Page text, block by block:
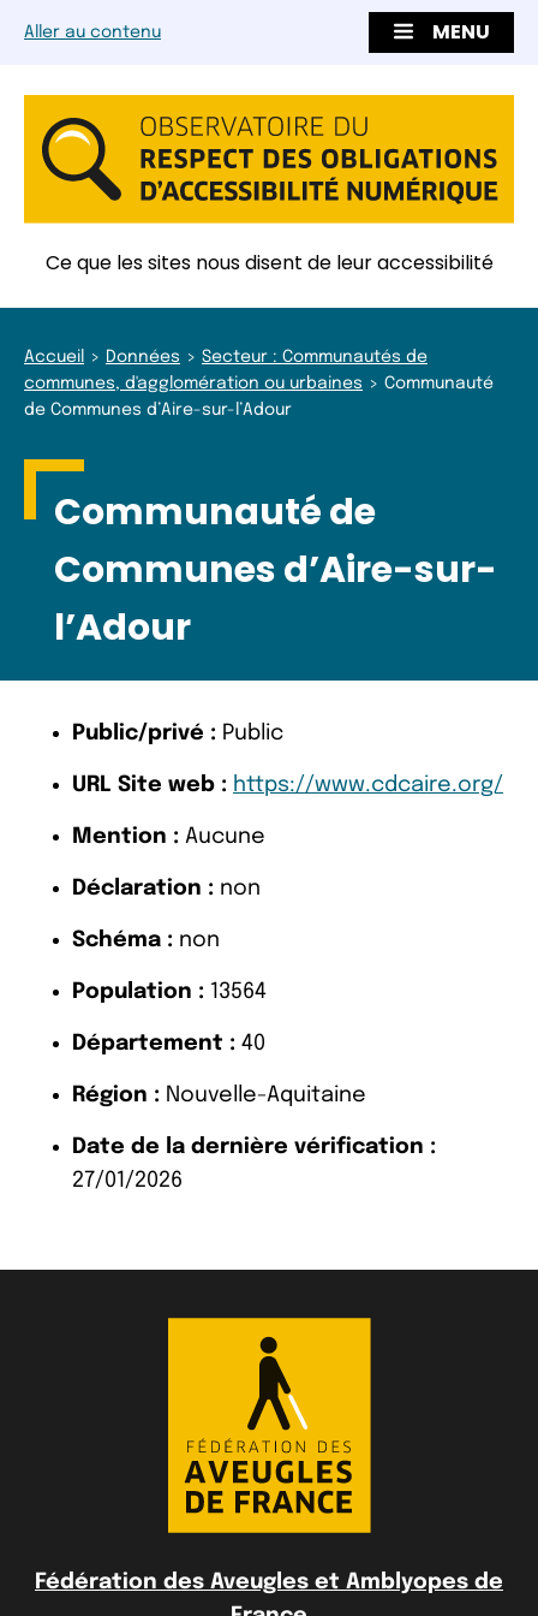
Aller au contenu MENU
Ce que les sites nous disent de leur accessibilité
Accueil Données
Secteur : Communautés de
communes, d'agglomération ou urbaines
Communauté
de Communes d’Aire-sur-l’Adour
Communauté de
Communes d’Aire-sur-
l’Adour
Public/privé : Public
URL Site web : https://www.cdcaire.org/
Mention : Aucune
Déclaration : non
Schéma : non
Population : 13564
Département : 40
Région : Nouvelle-Aquitaine
Date de la dernière vérification :
27/01/2026
Fédération des Aveugles et Amblyopes de